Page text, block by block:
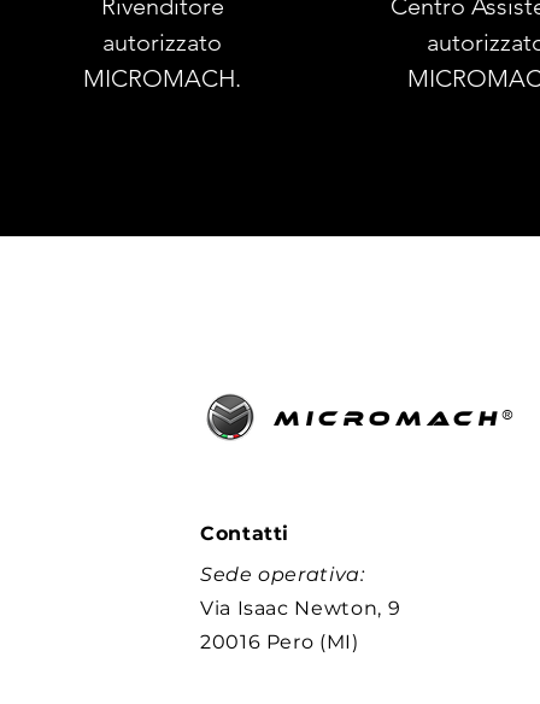
Rivenditore
autorizzato
MICROMACH.
Centro
MICROMACH®
Contatti
Sede operativa:
Via Isaac Newton, 9
20016 Pero (MI)